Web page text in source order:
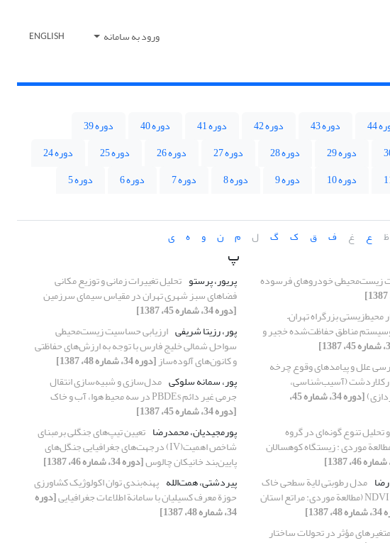
ورود به سامانه ENGLISH
44 دوره 43 دوره 42 دوره 41 دوره 40
دوره 39
دوره 29 دوره 28 دوره 27 دوره 26 دوره 25
دوره 24
دوره 10 دوره 9 دوره 8 دوره 7 دوره 6
دوره 5
ظ ع غ ف ق ک گ ل م ن و ه ی
زیست‌محیطی خودروهای فرسوده
محیط‌زیستی بزرگراه تهران–
مناطق حفاظت‌شده خجیر و
علل و پیامدهای وقوع چرخه
(آسیب‌شناسی،
[دوره 34، شماره 45،
تحلیل تنوع گونه‌ای در گروه
موردی : زیستگاه کوهسالان
مدل رطوبتی لایة سطحی خاک
با استفاده از شاخص NDVI (مطالعة موردی: مراتع استان
متغیرهای مؤثر در تحولات ساختار
پ
پریور، پرستو تحلیل تغییرات زمانی و توزیع مکانی
فضاهای سبز شهری تهران در مقیاس سیمای سرزمین
[دوره 34، شماره 45، 1387]
پور، رزیتا شریفی ارزیابی حساسیت زیست‌محیطی
سواحل شمالی خلیج فارس با توجه به ارزش‌های حفاظتی
و کانون‌های آلوده‌ساز[دوره 34، شماره 48، 1387]
پور، سمانه سلوکی مدل‌سازی و شبیه‌سازی انتقال
جرمی غیر دائم PBDEs در سه محیط هوا، آب و خاک
[دوره 34، شماره 45، 1387]
پورمجیدیان، محمدرضا تعیین تیپ‌های جنگلی برمبنای
شا‌‌‌‌‌‌‌‌‌‌‌‌‌خص اهمیت(IV) درجهت‌های جغرافیایی جنگل‌های
پایین‌بند خانیکان چالوس[دوره 34، شماره 46، 1387]
پیردشتی، همت‌الله پهنه‌بندی توان اکولوژیک کشاورزی
حوزة معرف کسیلیان با سامانة اطلاعات جغرافیایی[دوره
34، شماره 48، 1387]